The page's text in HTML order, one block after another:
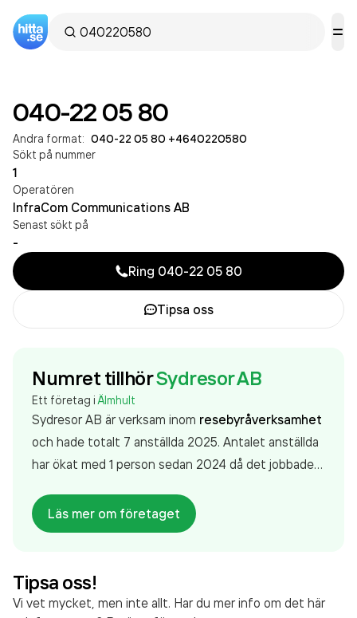
040-22 05 80
Andra format: 040-22 05 80 +4640220580
Sökt på nummer
1
Operatören
InfraCom Communications AB
Senast sökt på
-
Ring 040-22 05 80
Tipsa oss
Numret tillhörSydresor AB
Ett företag i Älmhult
Sydresor AB är verksam inom resebyråverksamhet
och hade totalt 7 anställda 2025. Antalet anställda
har ökat med 1 person sedan 2024 då det jobbade 6
som varit aktivt sedan 1990. Sydresor AB
72 014 000,00 krsenaste räkenskapsåret (2025).
Läs mer om företaget
Tipsa oss!
Vi vet mycket, men inte allt. Har du mer info om det här